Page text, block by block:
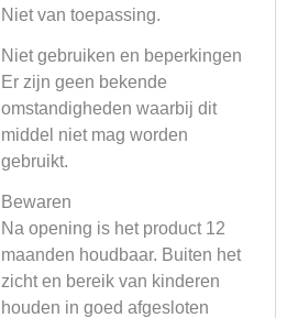
Niet van toepassing.
Niet gebruiken en beperkingen
Er zijn geen bekende
omstandigheden waarbij dit
middel niet mag worden
gebruikt.
Bewaren
Na opening is het product 12
maanden houdbaar. Buiten het
zicht en bereik van kinderen
houden in goed afgesloten